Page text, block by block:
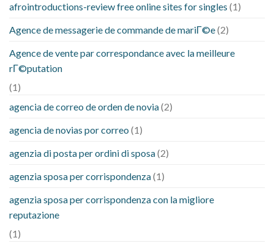
afrointroductions-review free online sites for singles (1)
Agence de messagerie de commande de mariГ©e(2)
Agence de vente par correspondance avec la meilleure
rГ©putation
(1)
agencia de correo de orden de novia(2)
agencia de novias por correo (1)
agenzia di posta per ordini di sposa(2)
agenzia sposa per corrispondenza(1)
agenzia sposa per corrispondenza con la migliore
reputazione
(1)